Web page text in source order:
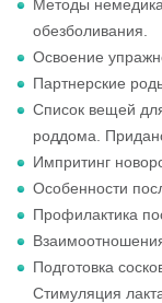
Методы
обезболивания.
Освоение
Партнерские
Список вещей
роддома.
Импритинг
Особенности
Профилактика
Подготовка
Стимуляция